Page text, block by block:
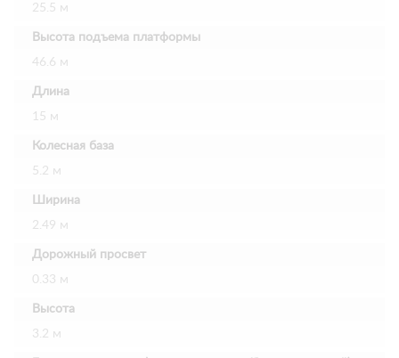
25.5 м
Высота подъема платформы
46.6 м
Длина
15 м
Колесная база
5.2 м
Ширина
2.49 м
Дорожный просвет
0.33 м
Высота
3.2 м